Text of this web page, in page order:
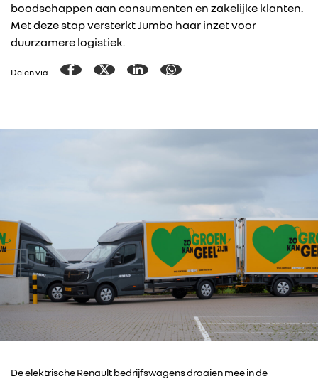
boodschappen aan consumenten en zakelijke klanten.
Met deze stap versterkt Jumbo haar inzet voor
duurzamere logistiek.
Delen via
De elektrische Renault bedrijfswagens draaien mee in de